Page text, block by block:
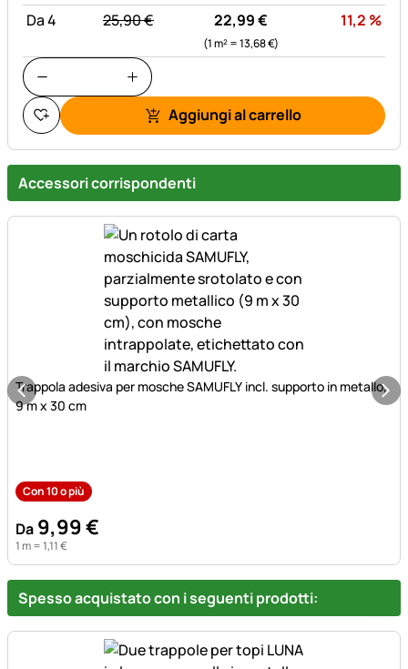
Da 4 statt:
25,90€ 22,99€
(1 m² =13,68€)
11,2 %
Aggiungi al carrello
Accessori corrispondenti
Trappola adesiva per mosche SAMUFLY incl. supporto in metallo,
9 m x 30 cm
Con 10 o più
Da 9,99€
1 m =1,11€
Spesso acquistato con i seguenti prodotti: